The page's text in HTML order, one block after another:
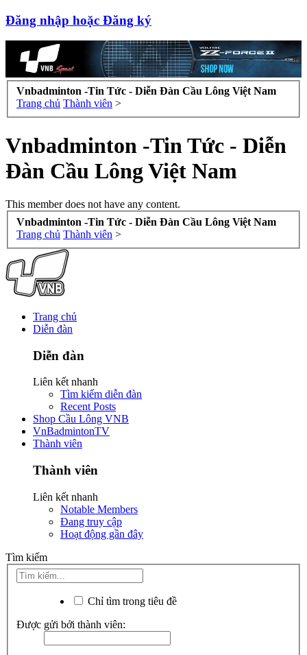
Đăng nhập hoặc Đăng ký
Vnbadminton -Tin Tức - Diễn Đàn Cầu Lông Việt Nam
Trang chủ Thành viên >
Vnbadminton -Tin Tức - Diễn
Đàn Cầu Lông Việt Nam
This member does not have any content.
Vnbadminton -Tin Tức - Diễn Đàn Cầu Lông Việt Nam
Trang chủ Thành viên >
Trang chủ
Diễn đàn
Diễn đàn
Liên kết nhanh
Tìm kiếm diễn đàn
Recent Posts
Shop Cầu Lông VNB
VnBadmintonTV
Thành viên
Thành viên
Liên kết nhanh
Notable Members
Đang truy cập
Hoạt động gần đây
Tìm kiếm
Chỉ tìm trong tiêu đề
Được gửi bởi thành viên: